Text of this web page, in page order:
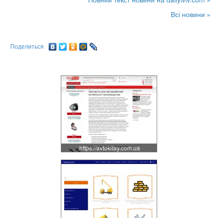
Всі новини »
Поделиться
https://avtokitay.com.ua